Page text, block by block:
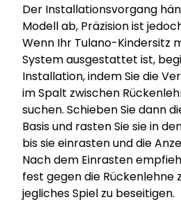
Der Installationsvorgang
Modell ab, Präzision ist
Wenn Ihr Tulano-Kindersitz
System ausgestattet ist,
Installation, indem Sie die
im Spalt zwischen
suchen. Schieben Sie dann
Basis und rasten Sie sie in
bis sie einrasten und die
Nach dem Einrasten
fest gegen die Rückenlehne
jegliches Spiel zu beseitigen.